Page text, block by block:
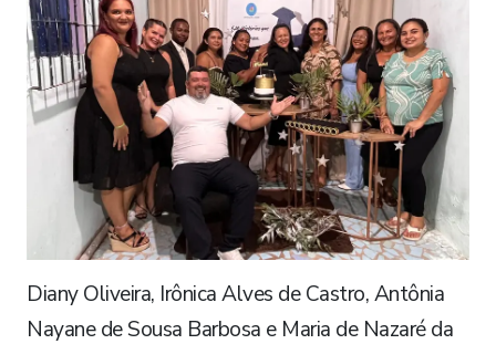
Diany Oliveira, Irônica Alves de Castro, Antônia
Nayane de Sousa Barbosa e Maria de Nazaré da